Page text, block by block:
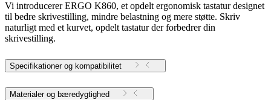
Vi introducerer ERGO K860, et opdelt ergonomisk tastatur designet
til bedre skrivestilling, mindre belastning og mere støtte. Skriv
naturligt med et kurvet, opdelt tastatur der forbedrer din
skrivestilling.
Specifikationer og kompatibilitet
Materialer og bæredygtighed